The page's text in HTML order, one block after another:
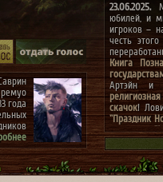
23.06.2025.
юбилей, и
игроков –
честь
Книга
Артэйн и
скачок!
"Праздник
конкурсах
архиве"(до
к
года
Тэрис
лет